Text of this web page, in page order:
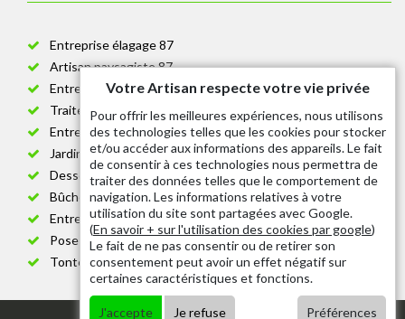
Entreprise élagage 87
Artisan paysagiste 87
Entreprise de jardinage 87
Traitement anti-chenille 87
Entreprise abattage arbre 87
Jardinier taille de haie 87
Dessouchage arbre et haie 87
Bûcheron 87
Entretien espace vert cimetière 87
Pose et changement grillage et clôture 87
Tonte de pelouse 87
Votre Artisan respecte votre vie privée
Pour offrir les meilleures expériences, nous utilisons
des technologies telles que les cookies pour stocker
et/ou accéder aux informations des appareils. Le fait
de consentir à ces technologies nous permettra de
traiter des données telles que le comportement de
navigation. Les informations relatives à votre
utilisation du site sont partagées avec Google.
(En savoir + sur l'utilisation des cookies par google)
Le fait de ne pas consentir ou de retirer son
consentement peut avoir un effet négatif sur
certaines caractéristiques et fonctions.
J'accepte Je refuse Préférences